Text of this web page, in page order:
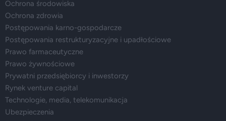
Ochrona środowiska
Ochrona zdrowia
Postępowania karno-gospodarcze
Postępowania restrukturyzacyjne i upadłościowe
Prawo farmaceutyczne
Prawo żywnościowe
Prywatni przedsiębiorcy i inwestorzy
Rynek venture capital
Technologie, media, telekomunikacja
Ubezpieczenia